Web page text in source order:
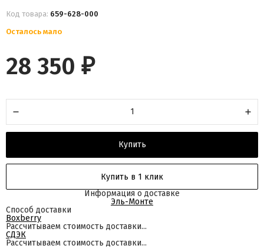
Код товара: 659-628-000
Осталось мало
28 350 ₽
Купить
Купить в 1 клик
Информация о доставке
Эль-Монте
Способ доставки
Boxberry
Рассчитываем стоимость доставки...
СДЭК
Рассчитываем стоимость доставки...